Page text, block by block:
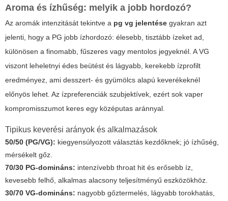
Aroma és ízhűség: melyik a jobb hordozó?
Az aromák intenzitását tekintve a pg vg jelentése gyakran azt
jelenti, hogy a PG jobb ízhordozó: élesebb, tisztább ízeket ad,
különösen a finomabb, fűszeres vagy mentolos jegyeknél. A VG
viszont leheletnyi édes beütést és lágyabb, kerekebb ízprofilt
eredményez, ami desszert- és gyümölcs alapú keverékeknél
előnyös lehet. Az ízpreferenciák szubjektívek, ezért sok vaper
kompromisszumot keres egy középutas aránnyal.
Tipikus keverési arányok és alkalmazások
50/50 (PG/VG): kiegyensúlyozott választás kezdőknek; jó ízhűség,
mérsékelt gőz.
70/30 PG-domináns: intenzívebb throat hit és erősebb íz,
kevesebb felhő, alkalmas alacsony teljesítményű eszközökhöz.
30/70 VG-domináns: nagyobb gőztermelés, lágyabb torokhatás,